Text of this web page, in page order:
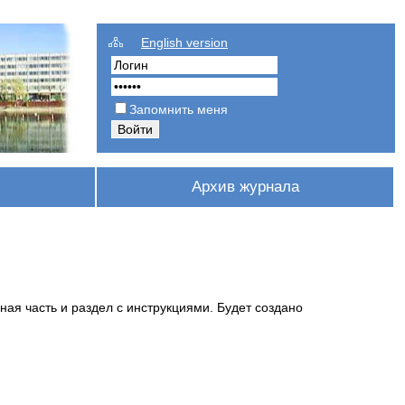
English version
Запомнить меня
Архив журнала
часть и раздел с инструкциями. Будет создано